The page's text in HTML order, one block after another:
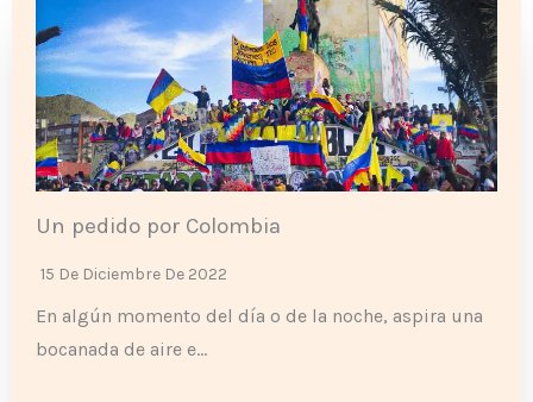
Un pedido por Colombia
15 De Diciembre De 2022
En algún momento del día o de la noche, aspira una
bocanada de aire e…